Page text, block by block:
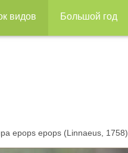
видов Большой год
epops epops (Linnaeus, 1758)